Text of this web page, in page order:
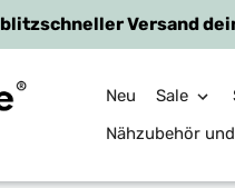
blitzschneller Versand
Neu Sale
Nähzubehör